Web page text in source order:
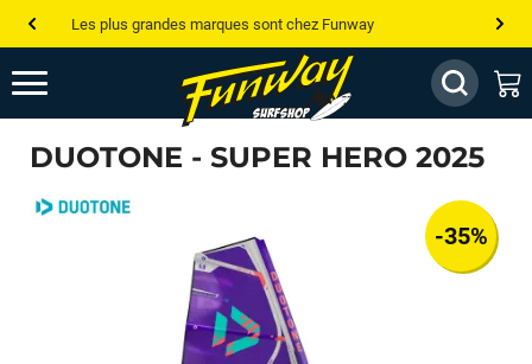
Les plus grandes marques sont chez Funway
Jusqu’à -75% de remise sur le windsurf, wingfoil, etc...
💰 Meilleur prix garanti — Moins cher ailleurs ? On s’aligne !
Besoin de conseils de pro ? Appelle nous !
DUOTONE - SUPER HERO 2025
-35%